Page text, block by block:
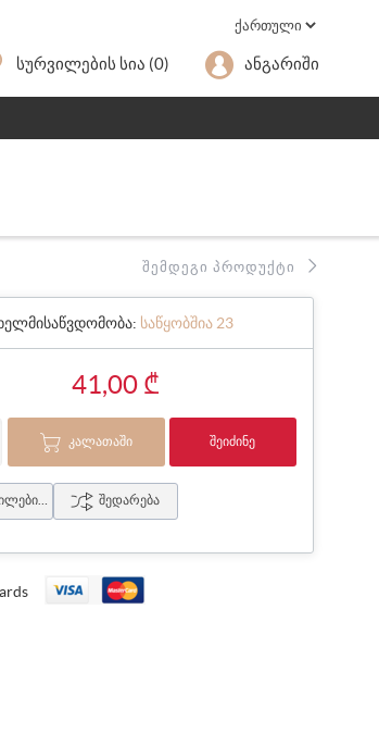
Სურვილების Სია (0) Ანგარიში
ᲨᲔᲛᲓᲔᲒᲘ ᲞᲠᲝᲓᲣᲥᲢᲘ
საწყობშია 23
41,00 ₾
ᲙᲐᲚᲐᲗᲐᲨᲘ ᲨᲔᲘᲫᲘᲜᲔ
სია შედარება